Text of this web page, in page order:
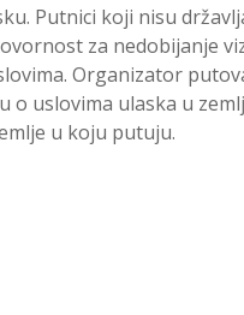
Putnici koji nisu
za nedobijanje
Organizator
o uslovima ulaska u
u koju putuju.